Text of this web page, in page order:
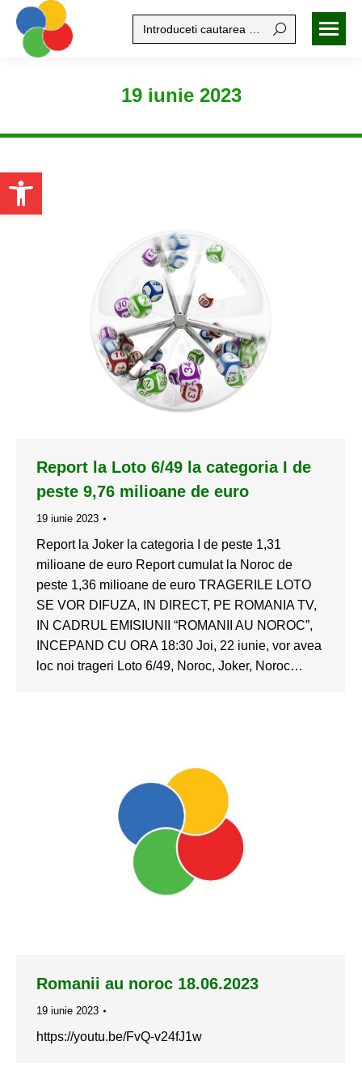
Open toolbar
Search:
19 iunie 2023
Report la Loto 6/49 la categoria I de
peste 9,76 milioane de euro
19 iunie 2023
Report la Joker la categoria I de peste 1,31
milioane de euro Report cumulat la Noroc de
peste 1,36 milioane de euro TRAGERILE LOTO
SE VOR DIFUZA, IN DIRECT, PE ROMANIA TV,
IN CADRUL EMISIUNII “ROMANII AU NOROC”,
INCEPAND CU ORA 18:30 Joi, 22 iunie, vor avea
loc noi trageri Loto 6/49, Noroc, Joker, Noroc…
Romanii au noroc 18.06.2023
19 iunie 2023
https://youtu.be/FvQ-v24fJ1w